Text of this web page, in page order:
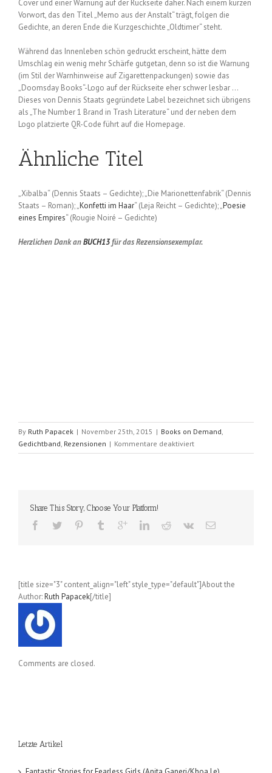
Cover und einer Warnung auf der Rückseite daher. Nach einem kurzen
Vorwort, das den Titel „Memo aus der Anstalt“ trägt, folgen die
Gedichte, an deren Ende die Kurzgeschichte „Oldtimer“ steht.
Während das Innenleben schön gedruckt erscheint, hätte dem
Umschlag ein wenig mehr Schärfe gutgetan, denn so ist die Warnung
(im Stil der Warnhinweise auf Zigarettenpackungen) sowie das
„Doomsday Books“-Logo auf der Rückseite eher schwer lesbar …
Dieses von Dennis Staats gegründete Label bezeichnet sich übrigens
als „The Number 1 Brand in Trash Literature“ und der neben dem
Logo platzierte QR-Code führt auf die Homepage.
Ähnliche Titel
„Xibalba“ (Dennis Staats – Gedichte); „Die Marionettenfabrik“ (Dennis
Staats – Roman); „Konfetti im Haar“ (Leja Reicht – Gedichte); „Poesie
eines Empires“ (Rougie Noiré – Gedichte)
Herzlichen Dank anBUCH13für das Rezensionsexemplar.
By Ruth Papacek | November 25th, 2015 | Books on Demand
Gedichtband Rezensionen | Kommentare deaktiviertfür
Sudern
Share This Story, Choose Your Platform!
[title size="3" content_align="left" style_type="default"]About the
Author:Ruth Papacek[/title]
Comments are closed.
Letzte Artikel